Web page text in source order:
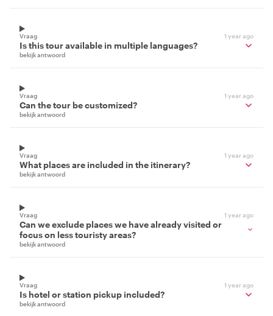
Vraag 1 year ago
Is this tour available in multiple languages?
bekijk antwoord
Vraag 1 year ago
Can the tour be customized?
bekijk antwoord
Vraag 1 year ago
What places are included in the itinerary?
bekijk antwoord
Vraag 1 year ago
Can we exclude places we have already visited or
focus on less touristy areas?
bekijk antwoord
Vraag 1 year ago
Is hotel or station pickup included?
bekijk antwoord